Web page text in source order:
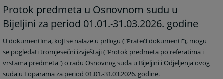
Protok predmeta u Osnovnom sudu u
Bijeljini za period 01.01.-31.03.2026. godine
U dokumentima, koji se nalaze u prilogu ("Prateći dokumenti"), mogu
se pogledati tromjesečni izvještaji ("Protok predmeta po referatima i
vrstama predmeta") o radu Osnovnog suda u Bijeljini i Odjeljenja ovog
suda u Loparama za period 01.01.-31.03.2026. godine.